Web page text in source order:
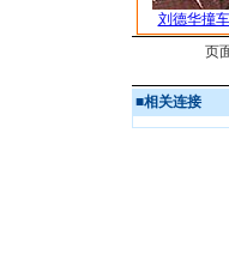
刘德华撞
页
■相关连接